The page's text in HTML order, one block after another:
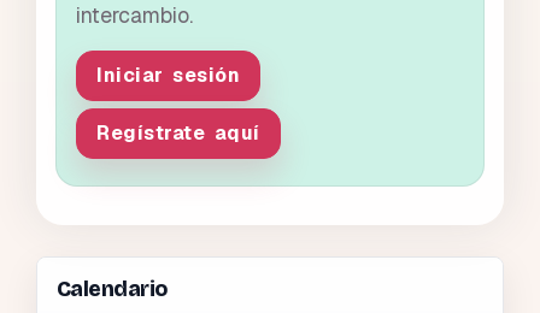
intercambio.
Iniciar sesión
Regístrate aquí
Calendario